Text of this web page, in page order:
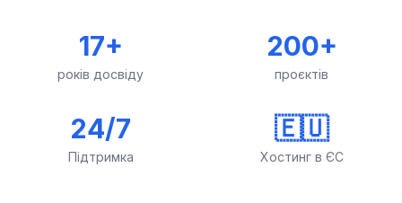
17+
років досвіду
200+
проєктів
24/7
Підтримка
🇪🇺
Хостинг в ЄС